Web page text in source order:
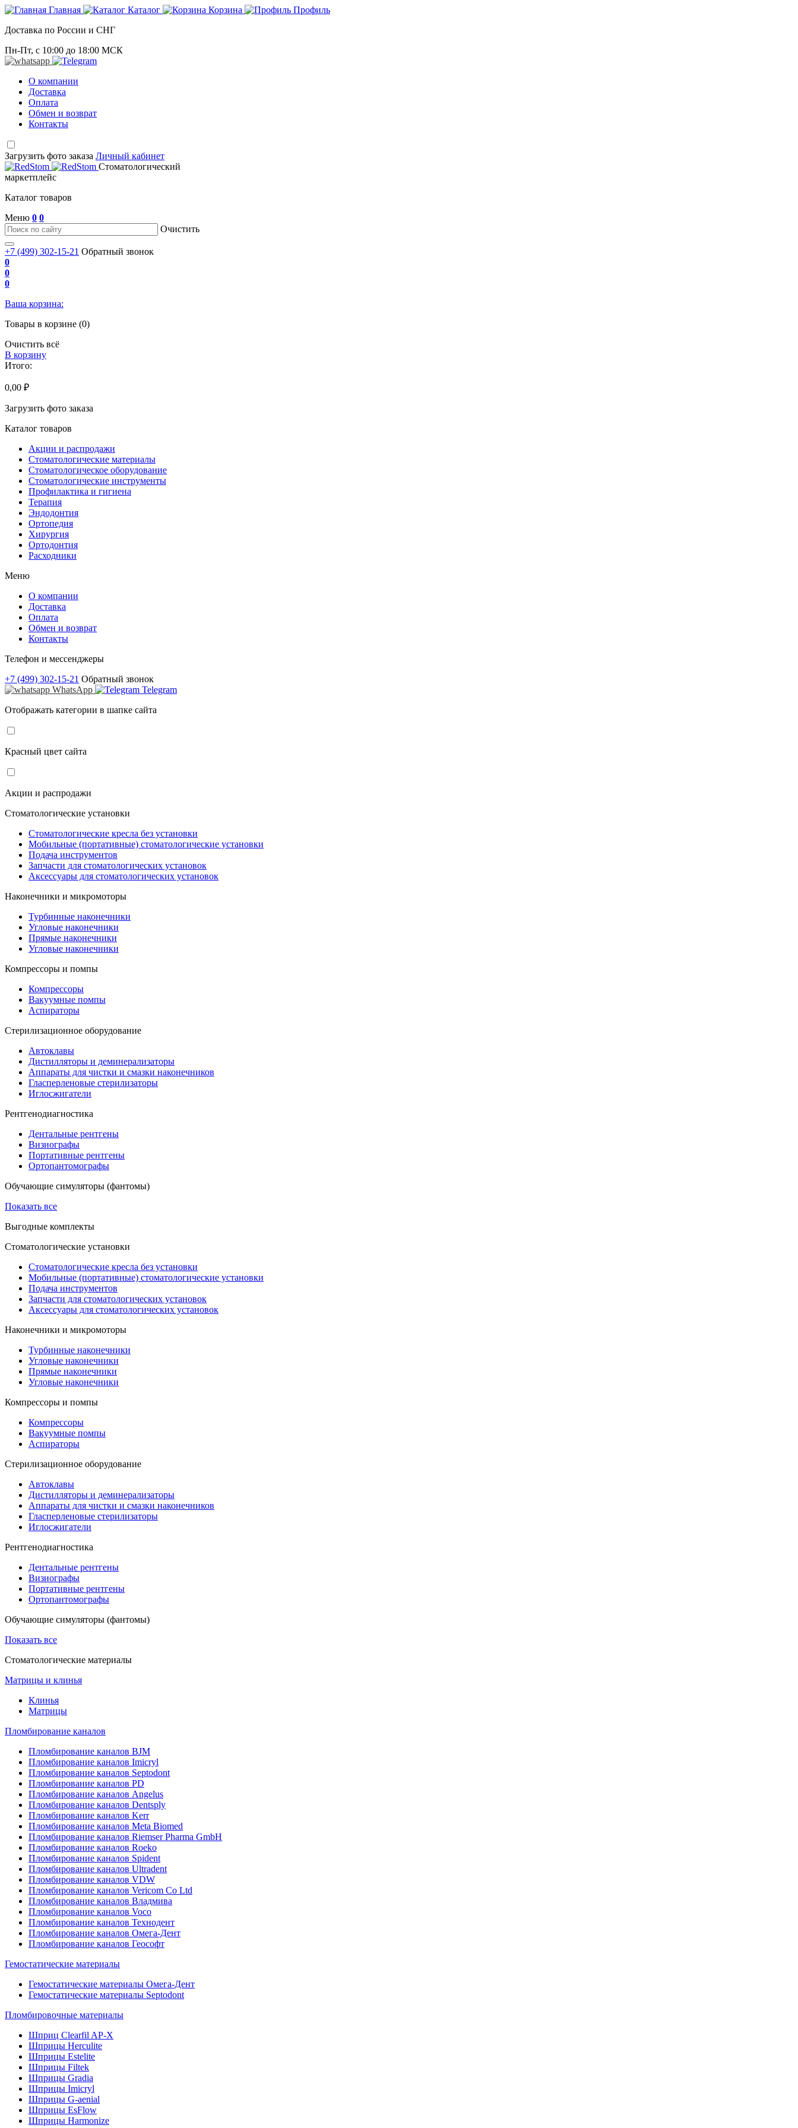
Главная Каталог Корзина
Профиль
Доставка по России и СНГ
Пн-Пт, с 10:00 до 18:00 МСК
О компании
Доставка
Оплата
Обмен и возврат
Контакты
Загрузить фото заказа Личный кабинет
Стоматологический
маркетплейс
Каталог товаров
Меню 0 0
Очистить
+7 (499) 302-15-21 Обратный звонок
0
0
0
Ваша корзина:
Товары в корзине (0)
Очистить всё
В корзину
Итого:
0,00 ₽
Загрузить фото заказа
Каталог товаров
Акции и распродажи
Стоматологические материалы
Стоматологическое оборудование
Стоматологические инструменты
Профилактика и гигиена
Терапия
Эндодонтия
Ортопедия
Хирургия
Ортодонтия
Расходники
Меню
О компании
Доставка
Оплата
Обмен и возврат
Контакты
Телефон и мессенджеры
+7 (499) 302-15-21 Обратный звонок
WhatsApp
Telegram
Отображать категории в шапке сайта
Красный цвет сайта
Акции и распродажи
Стоматологические установки
Стоматологические кресла без установки
Мобильные (портативные) стоматологические установки
Подача инструментов
Запчасти для стоматологических установок
Аксессуары для стоматологических установок
Наконечники и микромоторы
Турбинные наконечники
Угловые наконечники
Прямые наконечники
Угловые наконечники
Компрессоры и помпы
Компрессоры
Вакуумные помпы
Аспираторы
Стерилизационное оборудование
Автоклавы
Дистилляторы и деминерализаторы
Аппараты для чистки и смазки наконечников
Гласперленовые стерилизаторы
Иглосжигатели
Рентгенодиагностика
Дентальные рентгены
Визиографы
Портативные рентгены
Ортопантомографы
Обучающие симуляторы (фантомы)
Показать все
Выгодные комплекты
Стоматологические установки
Стоматологические кресла без установки
Мобильные (портативные) стоматологические установки
Подача инструментов
Запчасти для стоматологических установок
Аксессуары для стоматологических установок
Наконечники и микромоторы
Турбинные наконечники
Угловые наконечники
Прямые наконечники
Угловые наконечники
Компрессоры и помпы
Компрессоры
Вакуумные помпы
Аспираторы
Стерилизационное оборудование
Автоклавы
Дистилляторы и деминерализаторы
Аппараты для чистки и смазки наконечников
Гласперленовые стерилизаторы
Иглосжигатели
Рентгенодиагностика
Дентальные рентгены
Визиографы
Портативные рентгены
Ортопантомографы
Обучающие симуляторы (фантомы)
Показать все
Стоматологические материалы
Матрицы и клинья
Клинья
Матрицы
Пломбирование каналов
Пломбирование каналов BJM
Пломбирование каналов Imicryl
Пломбирование каналов Septodont
Пломбирование каналов PD
Пломбирование каналов Angelus
Пломбирование каналов Dentsply
Пломбирование каналов Kerr
Пломбирование каналов Meta Biomed
Пломбирование каналов Riemser Pharma GmbH
Пломбирование каналов Roeko
Пломбирование каналов Spident
Пломбирование каналов Ultradent
Пломбирование каналов VDW
Пломбирование каналов Vericom Co Ltd
Пломбирование каналов Владмива
Пломбирование каналов Voco
Пломбирование каналов Технодент
Пломбирование каналов Омега-Дент
Пломбирование каналов Геософт
Гемостатические материалы
Гемостатические материалы Омега-Дент
Гемостатические материалы Septodont
Пломбировочные материалы
Шприц Clearfil AP-X
Шприцы Herculite
Шприцы Estelite
Шприцы Filtek
Шприцы Gradia
Шприцы Imicryl
Шприцы G-aenial
Шприцы EsFlow
Шприцы Harmonize